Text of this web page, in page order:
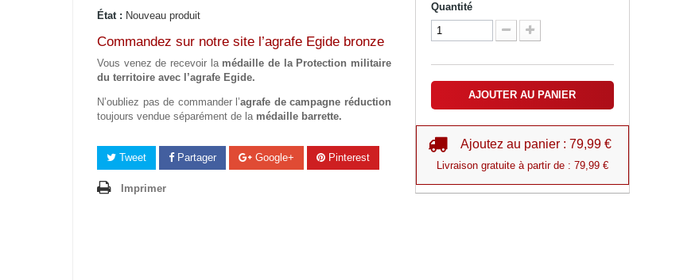
État : Nouveau produit
Commandez sur notre site l’agrafe Egide bronze
Vous venez de recevoir la médaille de la Protection militaire
du territoire avec l’agrafe Egide.
N’oubliez pas de commander l’agrafe de campagne réduction
toujours vendue séparément de lamédaille barrette.
Tweet Partager Google+ Pinterest
Imprimer
Quantité
AJOUTER AU PANIER
Ajoutez au panier : 79,99 €
Livraison gratuite à partir de : 79,99 €